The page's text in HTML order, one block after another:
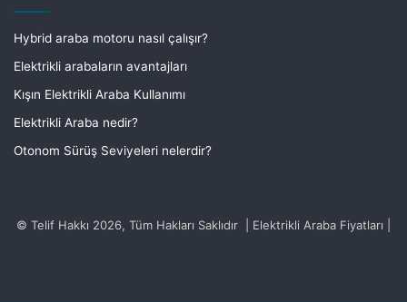
Hybrid araba motoru nasıl çalışır?
Elektrikli arabaların avantajları
Kışın Elektrikli Araba Kullanımı
Elektrikli Araba nedir?
Otonom Sürüş Seviyeleri nelerdir?
© Telif Hakkı 2026, Tüm Hakları Saklıdır | Elektrikli Araba Fiyatları |